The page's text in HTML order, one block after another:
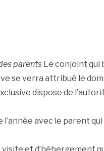
parentsLe conjoint qui
se verra attribué le
dispose de
avec le parent